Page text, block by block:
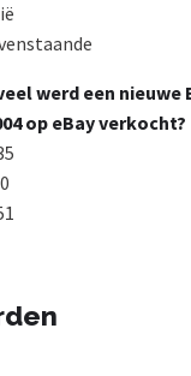
werd een nieuwe
op eBay verkocht?